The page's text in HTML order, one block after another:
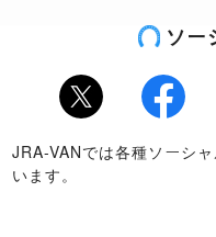
ソー
Twitter Facebook
JRA-VANでは各種ソーシ
います。